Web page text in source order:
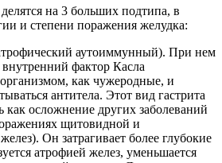
на 3 больших подтипа, в
и степени поражения желудка:
аутоиммунный). При нем
фактор Касла
как чужеродные, и
антитела. Этот вид гастрита
как осложнение других заболеваний
щитовидной и
Он затрагивает более глубокие
атрофией желез, уменьшается